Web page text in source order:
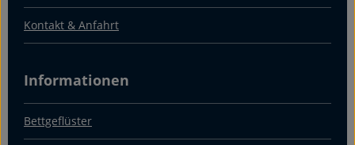
Kontakt & Anfahrt
Informationen
Bettgeflüster